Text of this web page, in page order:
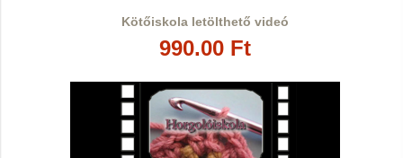
Kötőiskola letölthető videó
990.00 Ft